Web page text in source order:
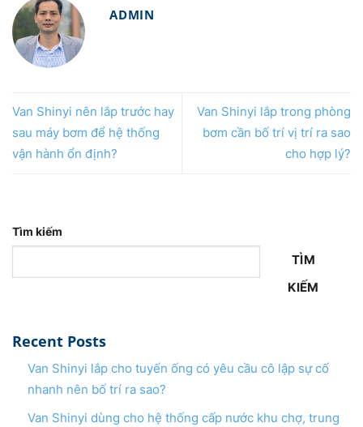
ADMIN
Van Shinyi nên lắp trước hay
sau máy bơm để hệ thống
vận hành ổn định?
Van Shinyi lắp trong phòng
bơm cần bố trí vị trí ra sao
cho hợp lý?
Tìm kiếm
TÌM
KIẾM
Recent Posts
Van Shinyi lắp cho tuyến ống có yêu cầu cô lập sự cố
nhanh nên bố trí ra sao?
Van Shinyi dùng cho hệ thống cấp nước khu chợ, trung